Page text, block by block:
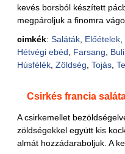
kevés borsból készített
megpároljuk a finomra
cimkék: Saláták, Előételek,
Hétvégi ebéd
Farsang Buli,
Húsfélék, Zöldség Tojás,
Csirkés francia
A csirkemellet
zöldségekkel együtt kis
almát hozzádaraboljuk. A